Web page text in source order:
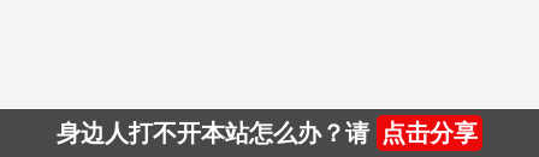
身边人打不开本站怎么办？请 点击分享